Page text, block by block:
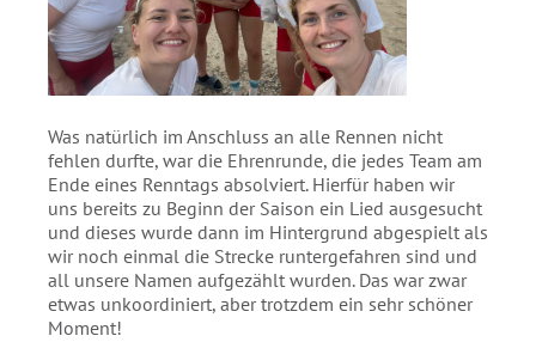
Was natürlich im Anschluss an alle Rennen nicht
fehlen durfte, war die Ehrenrunde, die jedes Team am
Ende eines Renntags absolviert. Hierfür haben wir
uns bereits zu Beginn der Saison ein Lied ausgesucht
und dieses wurde dann im Hintergrund abgespielt als
wir noch einmal die Strecke runtergefahren sind und
all unsere Namen aufgezählt wurden. Das war zwar
etwas unkoordiniert, aber trotzdem ein sehr schöner
Moment!